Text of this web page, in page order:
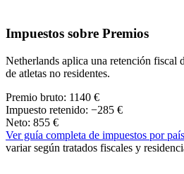
Impuestos sobre Premios
Netherlands aplica una retención fiscal
de atletas no residentes.
Premio bruto: 1140 €
Impuesto retenido: −285 €
Neto: 855 €
Ver guía completa de impuestos por país
variar según tratados fiscales y